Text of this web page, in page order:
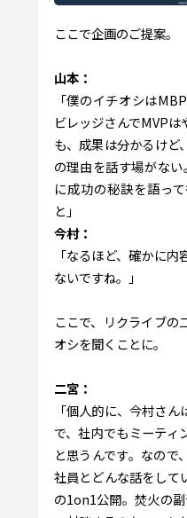
ここで企画のご提案。
山本：
「僕のイチオシは
ビレッジさんでMVP
も、成果は分かるけど
の理由を話す場がな
に成功の秘訣を語っ
と」
今村：
「なるほど、確かに
ないですね。」
ここで、リクライブの
オシを聞くことに。
二宮：
「個人的に、今村さ
で、社内でもミーティ
と思うんです。なので
社員とどんな話をして
の1on1公開。焚火の